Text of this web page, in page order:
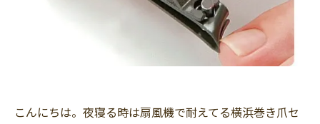
こんにちは。夜寝る時は扇風機で耐えてる横浜巻き爪セ